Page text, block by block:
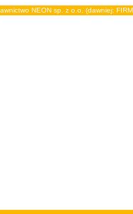
NEON sp. z o.o. (dawniej: